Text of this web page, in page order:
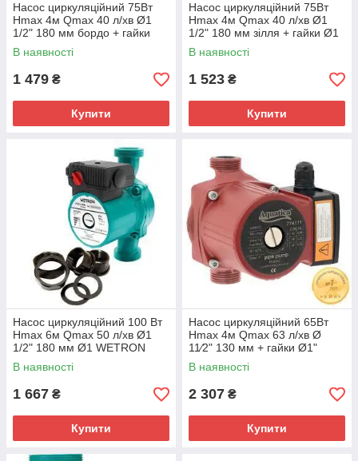
Насос циркуляційний 75Вт
Hmax 4м Qmax 40 л/хв Ø1
1/2" 180 мм бордо + гайки
Ø1" WETRON LР525-4/180В
(774212)
В наявності
1 479 ₴
Купити
Насос циркуляційний 75Вт
Hmax 4м Qmax 40 л/хв Ø1
1/2" 180 мм зілля + гайки Ø1
WETRON LР525-4/180С
(774312)
В наявності
1 523 ₴
Купити
Насос циркуляційний 100 Вт
Hmax 6м Qmax 50 л/хв Ø1
1/2" 180 мм Ø1 WETRON
LР325-4/180С (774332)
В наявності
1 667 ₴
Купити
Насос циркуляційний 65Вт
Hmax 4м Qmax 63 л/хв Ø
11⁄2" 130 мм + гайки Ø1"
AQUATICA (774113)
В наявності
2 307 ₴
Купити